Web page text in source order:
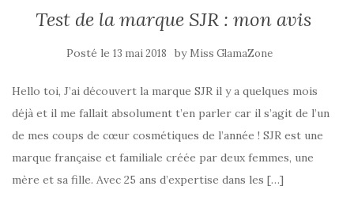
Test de la marque SJR : mon avis
Posté le 13 mai 2018 by Miss GlamaZone
Hello toi, J’ai découvert la marque SJR il y a quelques mois
déjà et il me fallait absolument t’en parler car il s’agit de l’un
de mes coups de cœur cosmétiques de l’année ! SJR est une
marque française et familiale créée par deux femmes, une
mère et sa fille. Avec 25 ans d’expertise dans les […]